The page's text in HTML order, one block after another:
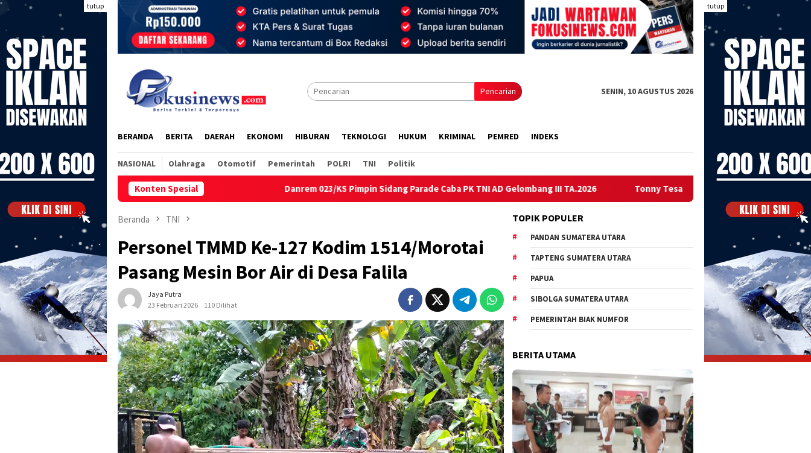
Loncat
konten
tutup tutup
Pencarian SENIN, 10 AGUSTUS 2026
BERANDA BERITA DAERAH EKONOMI HIBURAN TEKNOLOGI HUKUM KRIMINAL PEMRED INDEKS
NASIONAL Olahraga Otomotif Pemerintah POLRI TNI Politik
Konten Spesial Danrem 023/KS Pimpin Sidang Parade Caba PK TNI AD Gelombang III TA.2026 ‎ Tonny Tesar Anggota DPR-RI Komisi XIII : Sosialisasikan
Beranda TNI
Personel TMMD Ke-127 Kodim 1514/Morotai
Pasang Mesin Bor Air di Desa Falila
Jaya Putra
23 Februari 2026
110 Dilihat
TOPIK POPULER
PANDAN SUMATERA UTARA
TAPTENG SUMATERA UTARA
PAPUA
SIBOLGA SUMATERA UTARA
PEMERINTAH BIAK NUMFOR
BERITA UTAMA